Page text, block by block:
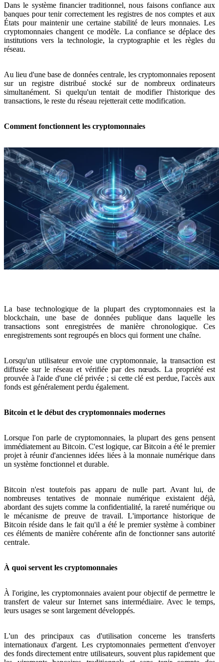
Dans le système financier traditionnel, nous faisons confiance aux
banques pour tenir correctement les registres de nos comptes et aux
États pour maintenir une certaine stabilité de leurs monnaies. Les
cryptomonnaies changent ce modèle. La confiance se déplace des
institutions vers la technologie, la cryptographie et les règles du
réseau.
Au lieu d'une base de données centrale, les cryptomonnaies reposent
sur un registre distribué stocké sur de nombreux ordinateurs
simultanément. Si quelqu'un tentait de modifier l'historique des
transactions, le reste du réseau rejetterait cette modification.
Comment fonctionnent les cryptomonnaies
La base technologique de la plupart des cryptomonnaies est la
blockchain, une base de données publique dans laquelle les
transactions sont enregistrées de manière chronologique. Ces
enregistrements sont regroupés en blocs qui forment une chaîne.
Lorsqu'un utilisateur envoie une cryptomonnaie, la transaction est
diffusée sur le réseau et vérifiée par des nœuds. La propriété est
prouvée à l'aide d'une clé privée ; si cette clé est perdue, l'accès aux
fonds est généralement perdu également.
Bitcoin et le début des cryptomonnaies modernes
Lorsque l'on parle de cryptomonnaies, la plupart des gens pensent
immédiatement au Bitcoin. C'est logique, car Bitcoin a été le premier
projet à réunir d'anciennes idées liées à la monnaie numérique dans
un système fonctionnel et durable.
Bitcoin n'est toutefois pas apparu de nulle part. Avant lui, de
nombreuses tentatives de monnaie numérique existaient déjà,
abordant des sujets comme la confidentialité, la rareté numérique ou
le mécanisme de preuve de travail. L'importance historique de
Bitcoin réside dans le fait qu'il a été le premier système à combiner
ces éléments de manière cohérente afin de fonctionner sans autorité
centrale.
À quoi servent les cryptomonnaies
À l'origine, les cryptomonnaies avaient pour objectif de permettre le
transfert de valeur sur Internet sans intermédiaire. Avec le temps,
leurs usages se sont largement développés.
L'un des principaux cas d'utilisation concerne les transferts
internationaux d'argent. Les cryptomonnaies permettent d'envoyer
des fonds directement entre utilisateurs, souvent plus rapidement que